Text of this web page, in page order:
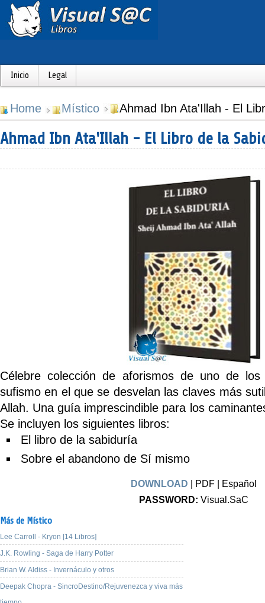
Inicio Legal
Home Místico Ahmad Ibn Ata'Illah - El
Ahmad Ibn Ata'Illah - El Libro de la
Célebre colección de aforismos de uno de
sufismo en el que se desvelan las claves más
Allah. Una guía imprescindible para los
Se incluyen los siguientes libros:
El libro de la sabiduría
Sobre el abandono de Sí mismo
DOWNLOAD | PDF | Español
PASSWORD: Visual.SaC
Más de Místico
Lee Carroll - Kryon [14 Libros]
J.K. Rowling - Saga de Harry Potter
Brian W. Aldiss - Invernáculo y otros
Deepak Chopra - SincroDestino/Rejuvenezca y viva más